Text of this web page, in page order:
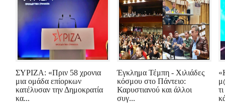
ΣΥΡΙΖΑ: «Πριν 58 χρονια
μια ομάδα επίορκων
κατέλυσαν την Δημοκρατία
κα...
Έγκλημα Τέμπη - Χιλιάδες
κόσμου στο Πάντειο:
Καρυστιανού και άλλοι
συγ...